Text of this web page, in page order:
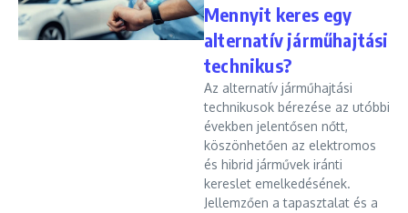
Mennyit keres egy
alternatív járműhajtási
technikus?
Az alternatív járműhajtási
technikusok bérezése az utóbbi
években jelentősen nőtt,
köszönhetően az elektromos
és hibrid járművek iránti
kereslet emelkedésének.
Jellemzően a tapasztalat és a